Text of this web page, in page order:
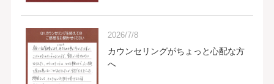
2026/7/8
カウンセリングがちょっと心配な方
へ